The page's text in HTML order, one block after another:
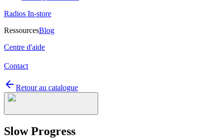
Radios In-store
RessourcesBlog
Centre d'aide
Contact
Retour au catalogue
Slow Progress